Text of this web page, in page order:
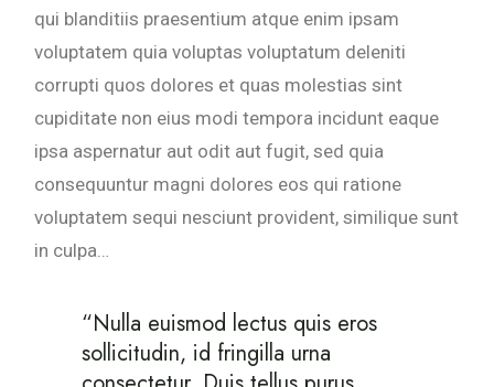
qui blanditiis praesentium atque enim ipsam
voluptatem quia voluptas voluptatum deleniti
corrupti quos dolores et quas molestias sint
cupiditate non eius modi tempora incidunt eaque
ipsa aspernatur aut odit aut fugit, sed quia
consequuntur magni dolores eos qui ratione
voluptatem sequi nesciunt provident, similique sunt
in culpa…
“Nulla euismod lectus quis eros
sollicitudin, id fringilla urna